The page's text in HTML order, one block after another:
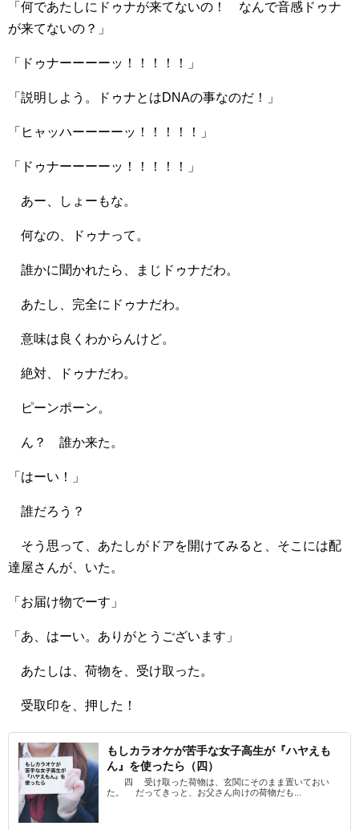
「何であたしにドゥナが来てないの！ なんで音感ドゥナ
が来てないの？」
「ドゥナーーーーッ！！！！！」
「説明しよう。ドゥナとはDNAの事なのだ！」
「ヒャッハーーーーッ！！！！！」
「ドゥナーーーーッ！！！！！」
あー、しょーもな。
何なの、ドゥナって。
誰かに聞かれたら、まじドゥナだわ。
あたし、完全にドゥナだわ。
意味は良くわからんけど。
絶対、ドゥナだわ。
ピーンポーン。
ん？ 誰か来た。
「はーい！」
誰だろう？
そう思って、あたしがドアを開けてみると、そこには配
達屋さんが、いた。
「お届け物でーす」
「あ、はーい。ありがとうございます」
あたしは、荷物を、受け取った。
受取印を、押した！
もしカラオケが苦手な女子高生が『ハヤえも
ん』を使ったら（四）
四 受け取った荷物は、玄関にそのまま置いておい
た。 だってきっと、お父さん向けの荷物だも...